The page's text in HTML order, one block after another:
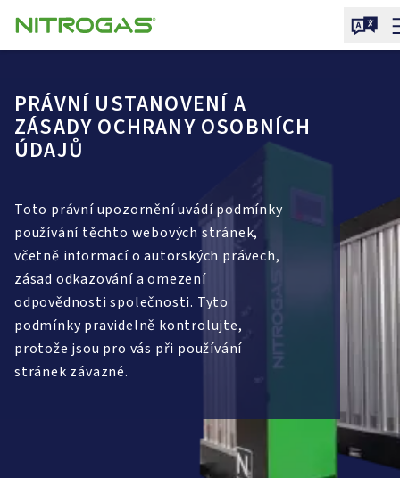
PRÁVNÍ USTANOVENÍ A
ZÁSADY OCHRANY OSOBNÍCH
ÚDAJŮ
Toto právní upozornění uvádí podmínky
používání těchto webových stránek,
včetně informací o autorských právech,
zásad odkazování a omezení
odpovědnosti společnosti. Tyto
podmínky pravidelně kontrolujte,
protože jsou pro vás při používání
stránek závazné.